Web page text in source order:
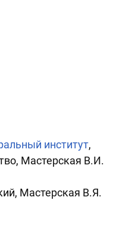
институт,
Мастерская В.И.
Мастерская В.Я.